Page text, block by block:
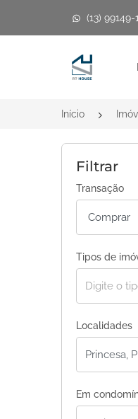
(13) 99149-
Página inicial
Início
Filtrar
Transação
Tipos de
Localidades
Em